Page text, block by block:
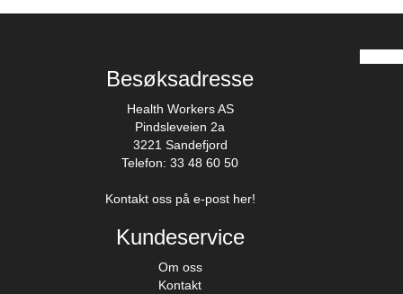
Besøksadresse
Health Workers AS
Pindsleveien 2a
3221 Sandefjord
Telefon: 33 48 60 50
Kontakt oss på e-post her!
Kundeservice
Om oss
Kontakt